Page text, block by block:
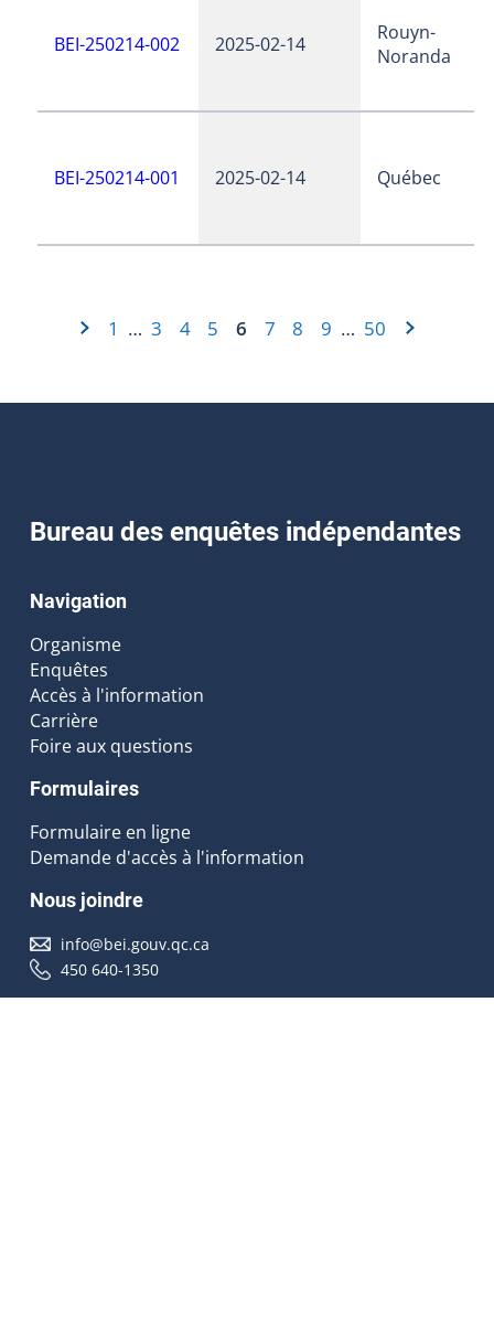
BEI-250214-002 2025-02-14
Rouyn-
Noranda
BEI-250214-001 2025-02-14 Québec
1 … 3 4 5 6 7 8 9 … 50
Bureau des enquêtes indépendantes
Navigation
Organisme
Enquêtes
Accès à l'information
Carrière
Foire aux questions
Formulaires
Formulaire en ligne
Demande d'accès à l'information
Nous joindre
info@bei.gouv.qc.ca
450 640-1350